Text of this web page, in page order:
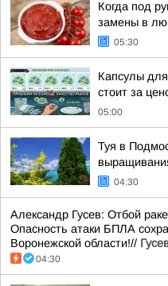
Когда под
замены в
05:30
Капсулы
стоит за
05:00
Туя в
04:30
Александр Гусев: Отбой
Опасность атаки БПЛА
Воронежской области!//
04:30